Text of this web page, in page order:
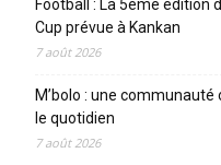
Football : La 5ème édition
Cup prévue à Kankan
7 août 2026
M’bolo : une
le quotidien
7 août 2026